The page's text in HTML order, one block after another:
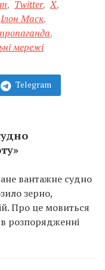
, Twitter, X,
Ілон Маск,
,
мережі
Telegram
вантажне судно
зерно,
Про це мовиться
розпорядженні